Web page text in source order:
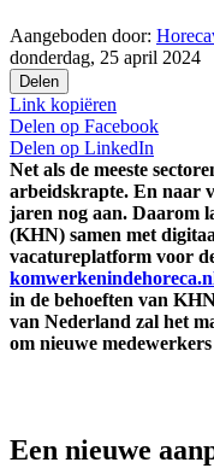
Aangeboden door:
donderdag, 25 april 2024
Delen
Link kopiëren
Delen op Facebook
Delen op LinkedIn
Net als de meeste
arbeidskrapte. En naar
jaren nog aan. Daarom
(KHN) samen met
vacatureplatform voor
in de behoeften van
van Nederland zal het
om nieuwe
Een nieuwe